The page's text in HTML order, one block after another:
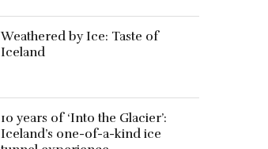
Weathered by Ice: Taste of
Iceland
10 years of ‘Into the Glacier’:
Iceland’s one-of-a-kind ice